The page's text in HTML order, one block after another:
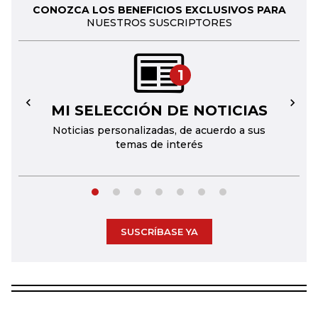
CONOZCA LOS BENEFICIOS EXCLUSIVOS PARA
NUESTROS SUSCRIPTORES
1
MI SELECCIÓN DE NOTICIAS
Noticias personalizadas, de acuerdo a sus
temas de interés
← →
SUSCRÍBASE YA